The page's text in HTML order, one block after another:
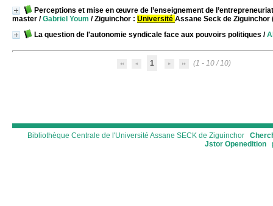
Perceptions et mise en œuvre de l’enseignement de l’entrepreneuriat
master /Gabriel Youm / Ziguinchor : Université Assane Seck de Ziguinchor
La question de l'autonomie syndicale face aux pouvoirs politiques /
1 (1 - 10 / 10)
Bibliothèque Centrale de l'Université Assane SECK de Ziguinchor
Jstor Openedition